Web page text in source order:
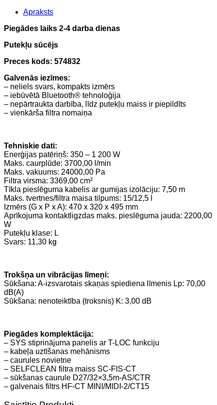
Apraksts
Piegādes laiks 2-4 darba dienas
Putekļu sūcējs
Preces kods: 574832
Galvenās iezīmes:
– neliels svars, kompakts izmērs
– iebūvētā Bluetooth® tehnoloģija
– nepārtraukta darbība, līdz putekļu maiss ir piepildīts
– vienkārša filtra nomaiņa
Tehniskie dati:
Enerģijas patēriņš: 350 – 1 200 W
Maks. caurplūde: 3700,00 l/min
Maks. vakuums: 24000,00 Pa
Filtra virsma: 3369,00 cm²
Tīkla pieslēguma kabelis ar gumijas izolāciju: 7,50 m
Maks. tvertnes/filtra maisa tilpums: 15/12,5 l
Izmērs (G x P x A): 470 x 320 x 495 mm
Aprīkojuma kontaktligzdas maks. pieslēguma jauda: 2200,00
W
Putekļu klase: L
Svars: 11,30 kg
Trokšņa un vibrācijas līmeņi:
Sūkšana: A-izsvarotais skaņas spiediena līmenis Lp: 70,00
dB(A)
Sūkšana: nenoteiktība (troksnis) K: 3,00 dB
Piegādes komplektācija:
– SYS stiprinājuma panelis ar T-LOC funkciju
– kabeļa uztīšanas mehānisms
– caurules novietne
– SELFCLEAN filtra maiss SC-FIS-CT
– sūkšanas caurule D27/32×3,5m-AS/CTR
– galvenais filtrs HF-CT MINI/MIDI-2/CT15